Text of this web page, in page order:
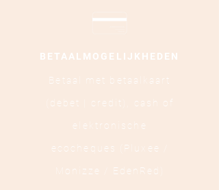
BETAALMOGELIJKHEDEN
Betaal met betaalkaart
(debet | credit), cash of
elektronische
ecocheques (Pluxee /
Monizze / EdenRed)